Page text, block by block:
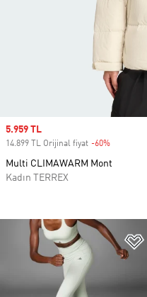
Sale price
5.959 TL
14.899 TL Orijinal fiyat -60%
Multi CLIMAWARM Mont
Kadın TERREX